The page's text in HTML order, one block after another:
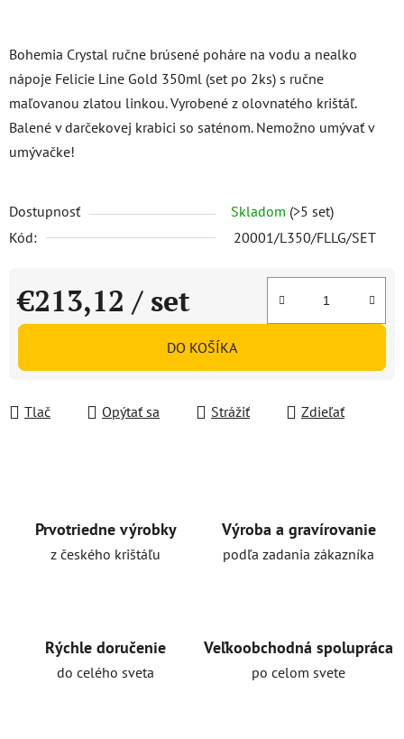
Bohemia Crystal ručne brúsené poháre na vodu a nealko
nápoje Felicie Line Gold 350ml (set po 2ks) s ručne
maľovanou zlatou linkou. Vyrobené z olovnatého krištáľ.
Balené v darčekovej krabici so saténom. Nemožno umývať v
umývačke!
Dostupnosť Skladom (>5 set)
Kód:
20001/L350/FLLG/SET
€213,12 / set
Jednotková cena:
DO KOŠÍKA
Tlač Opýtať sa Strážiť Zdieľať
Prvotriedne výrobky
z českého krištáľu
Výroba a gravírovanie
podľa zadania zákazníka
Rýchle doručenie
do celého sveta
Veľkoobchodná spolupráca
po celom svete